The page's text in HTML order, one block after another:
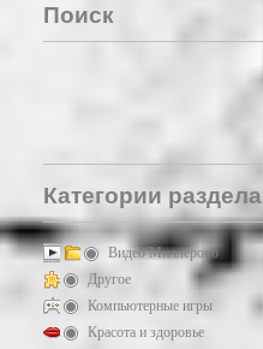
Поиск
Категории раздела
Видео Миллерово
Другое
Компьютерные игры
Красота и здоровье